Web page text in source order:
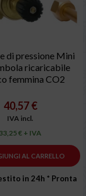
di pressione Mini
ricaricabile
femmina CO2
40,57 €
IVA incl.
33,25 € + IVA
AL CARRELLO
in 24h * Pronta